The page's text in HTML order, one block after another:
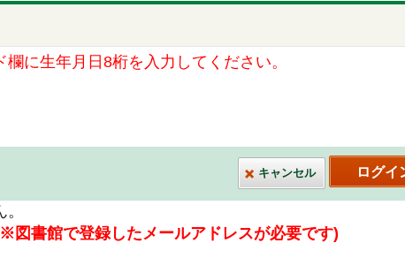
に生年月日8桁を入力してください。
キャンセル
図書館で登録したメールアドレスが必要です)